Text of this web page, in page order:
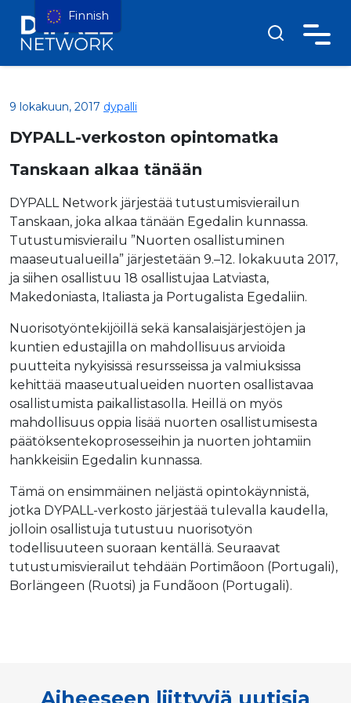
9 lokakuun, 2017 dypalli
DYPALL-verkoston opintomatka
Tanskaan alkaa tänään
DYPALL Network järjestää tutustumisvierailun
Tanskaan, joka alkaa tänään Egedalin kunnassa.
Tutustumisvierailu ”Nuorten osallistuminen
maaseutualueilla” järjestetään 9.–12. lokakuuta 2017,
ja siihen osallistuu 18 osallistujaa Latviasta,
Makedoniasta, Italiasta ja Portugalista Egedaliin.
Nuorisotyöntekijöillä sekä kansalaisjärjestöjen ja
kuntien edustajilla on mahdollisuus arvioida
puutteita nykyisissä resursseissa ja valmiuksissa
kehittää maaseutualueiden nuorten osallistavaa
osallistumista paikallistasolla. Heillä on myös
mahdollisuus oppia lisää nuorten osallistumisesta
päätöksentekoprosesseihin ja nuorten johtamiin
hankkeisiin Egedalin kunnassa.
Tämä on ensimmäinen neljästä opintokäynnistä,
jotka DYPALL-verkosto järjestää tulevalla kaudella,
jolloin osallistuja tutustuu nuorisotyön
todellisuuteen suoraan kentällä. Seuraavat
tutustumisvierailut tehdään Portimãoon (Portugali),
Borlängeen (Ruotsi) ja Fundãoon (Portugali).
Aiheeseen liittyviä uutisia
Finnish